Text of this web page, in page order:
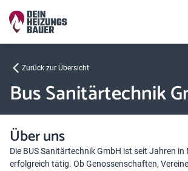
Zurück zur Übersicht
Bus Sanitärtechnik
Über uns
Die BUS Sanitärtechnik GmbH ist seit Jahren
erfolgreich tätig. Ob Genossenschaften,